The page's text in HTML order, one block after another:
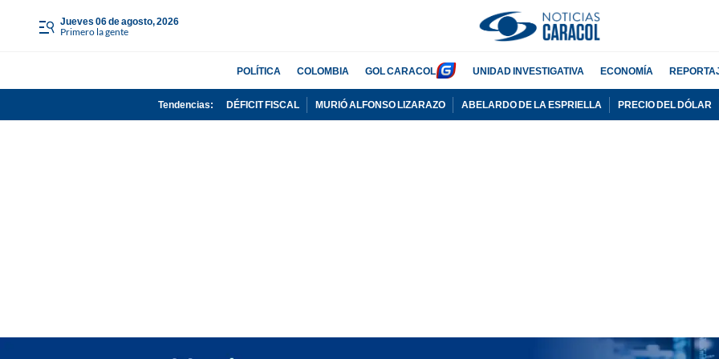
jueves 06 de agosto, 2026
Primero la gente
POLÍTICA COLOMBIA GOL CARACOL UNIDAD INVESTIGATIVA ECONOMÍA
Tendencias: DÉFICIT FISCAL MURIÓ ALFONSO LIZARAZO ABELARDO DE LA ESPRIELLA PRECIO DEL DÓLAR